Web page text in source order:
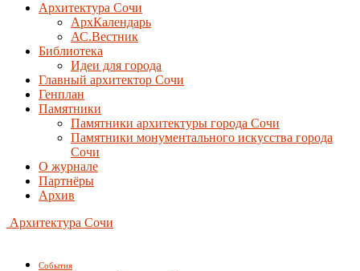
Архитектура Сочи
АрхКалендарь
АС.Вестник
Библиотека
Идеи для города
Главный архитектор Сочи
Генплан
Памятники
Памятники архитектуры города Сочи
Памятники монументального искусства города
Сочи
О журнале
Партнёры
Архив
Архитектура Сочи
События